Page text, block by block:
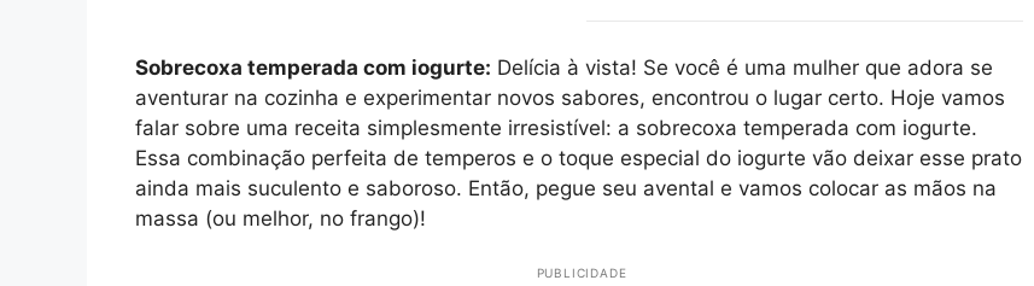
Sobrecoxa temperada com iogurte: Delícia à vista! Se você é uma mulher que adora se
aventurar na cozinha e experimentar novos sabores, encontrou o lugar certo. Hoje vamos
falar sobre uma receita simplesmente irresistível: a sobrecoxa temperada com iogurte.
Essa combinação perfeita de temperos e o toque especial do iogurte vão deixar esse prato
ainda mais suculento e saboroso. Então, pegue seu avental e vamos colocar as mãos na
massa (ou melhor, no frango)!
PUBLICIDADE